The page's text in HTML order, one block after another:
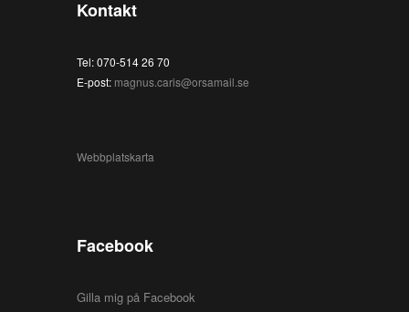
Kontakt
Tel: 070-514 26 70
E-post: magnus.caris@orsamail.se
Webbplatskarta
Facebook
Gilla mig på Facebook